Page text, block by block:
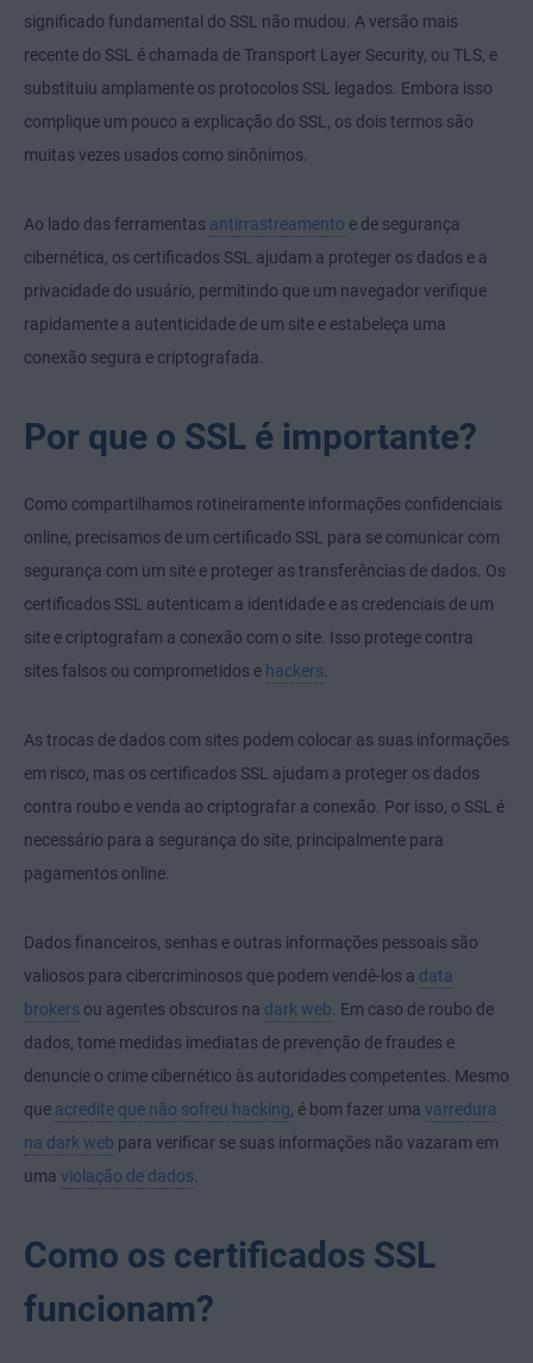
significado fundamental do SSL não mudou. A versão mais
recente do SSL é chamada de Transport Layer Security, ou TLS, e
substituiu amplamente os protocolos SSL legados. Embora isso
complique um pouco a explicação do SSL, os dois termos são
muitas vezes usados como sinônimos.
Ao lado das ferramentas antirrastreamento e de segurança
cibernética, os certificados SSL ajudam a proteger os dados e a
privacidade do usuário, permitindo que um navegador verifique
rapidamente a autenticidade de um site e estabeleça uma
conexão segura e criptografada.
Por que o SSL é importante?
Como compartilhamos rotineiramente informações confidenciais
online, precisamos de um certificado SSL para se comunicar com
segurança com um site e proteger as transferências de dados. Os
certificados SSL autenticam a identidade e as credenciais de um
site e criptografam a conexão com o site. Isso protege contra
sites falsos ou comprometidos e hackers.
As trocas de dados com sites podem colocar as suas informações
em risco, mas os certificados SSL ajudam a proteger os dados
contra roubo e venda ao criptografar a conexão. Por isso, o SSL é
necessário para a segurança do site, principalmente para
pagamentos online.
Dados financeiros, senhas e outras informações pessoais são
valiosos para cibercriminosos que podem vendê-los a data
brokers ou agentes obscuros na dark web. Em caso de roubo de
dados, tome medidas imediatas de prevenção de fraudes e
denuncie o crime cibernético às autoridades competentes. Mesmo
que acredite que não sofreu hacking, é bom fazer uma varredura
na dark web para verificar se suas informações não vazaram em
uma violação de dados.
Como os certificados SSL
funcionam?